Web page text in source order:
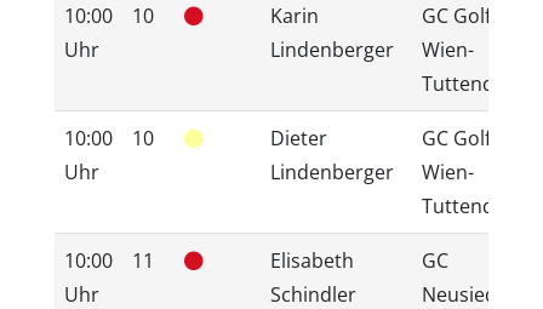
10:00
Uhr
10
Karin
Lindenberger
GC
Wien-
Tuttendörfl
10:00
Uhr
10
Dieter
Lindenberger
GC
Wien-
Tuttendörfl
10:00
Uhr
11
Elisabeth
Schindler
GC